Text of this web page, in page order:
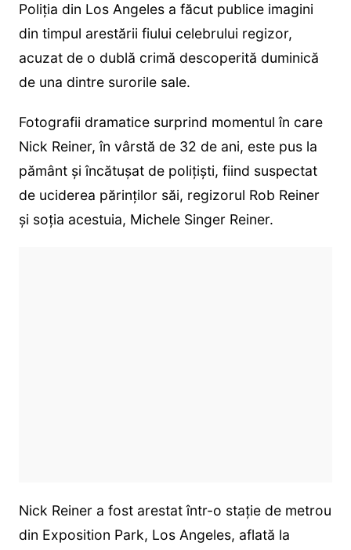
Poliția din Los Angeles a făcut publice imagini
din timpul arestării fiului celebrului regizor,
acuzat de o dublă crimă descoperită duminică
de una dintre surorile sale.
Fotografii dramatice surprind momentul în care
Nick Reiner, în vârstă de 32 de ani, este pus la
pământ și încătușat de polițiști, fiind suspectat
de uciderea părinților săi, regizorul Rob Reiner
și soția acestuia, Michele Singer Reiner.
Nick Reiner a fost arestat într-o stație de metrou
din Exposition Park, Los Angeles, aflată la